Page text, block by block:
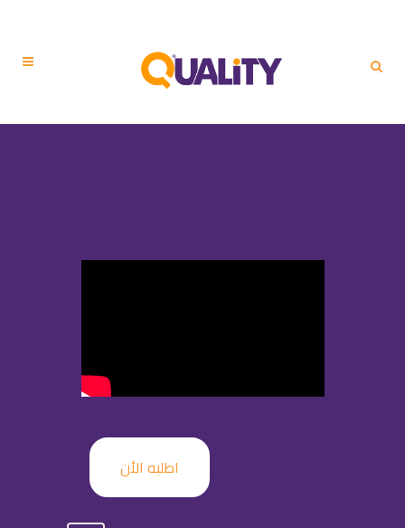
اطلبه الأن